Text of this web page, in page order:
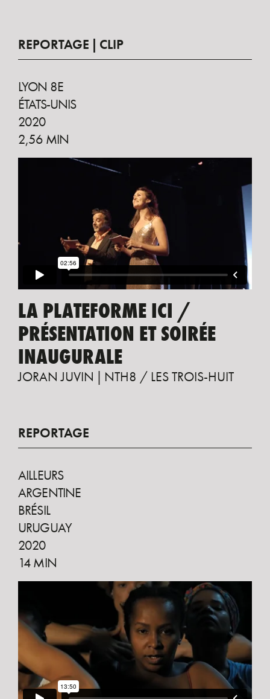
REPORTAGE CLIP
LYON 8E
ÉTATS-UNIS
2020
2,56 MIN
LA PLATEFORME ICI /
PRÉSENTATION ET SOIRÉE
INAUGURALE
JORAN JUVIN NTH8 / LES TROIS-HUIT
REPORTAGE
AILLEURS
ARGENTINE
BRÉSIL
URUGUAY
2020
14 MIN